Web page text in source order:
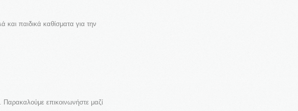
και παιδικά καθίσματα για την
επικοινωνήστε μαζί